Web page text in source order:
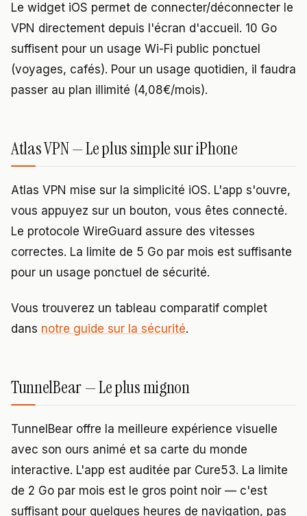
Le widget iOS permet de connecter/déconnecter le
VPN directement depuis l'écran d'accueil. 10 Go
suffisent pour un usage Wi-Fi public ponctuel
(voyages, cafés). Pour un usage quotidien, il faudra
passer au plan illimité (4,08€/mois).
Atlas VPN — Le plus simple sur iPhone
Atlas VPN mise sur la simplicité iOS. L'app s'ouvre,
vous appuyez sur un bouton, vous êtes connecté.
Le protocole WireGuard assure des vitesses
correctes. La limite de 5 Go par mois est suffisante
pour un usage ponctuel de sécurité.
Vous trouverez un tableau comparatif complet
dans notre guide sur la sécurité.
TunnelBear — Le plus mignon
TunnelBear offre la meilleure expérience visuelle
avec son ours animé et sa carte du monde
interactive. L'app est auditée par Cure53. La limite
de 2 Go par mois est le gros point noir — c'est
suffisant pour quelques heures de navigation, pas